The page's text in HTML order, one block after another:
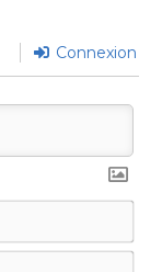
Connexion
E-